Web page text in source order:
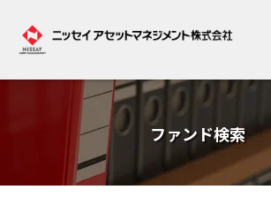
ファンド情報
ファンド情報TOP
マーケット情報
ファンド検索